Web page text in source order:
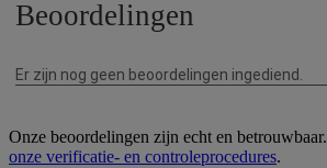
Onze beoordelingen zijn echt en betrouwbaar.
onze verificatie- en controleprocedures.